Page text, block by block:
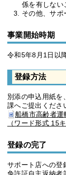
係を有しない
その他、サポ
事業開始時期
令和5年8月1日以
登録方法
別添の申込用紙を
課へご提出くださ
船橋市高齢者運
（ワード形式 15
登録の完了
サポート店への登